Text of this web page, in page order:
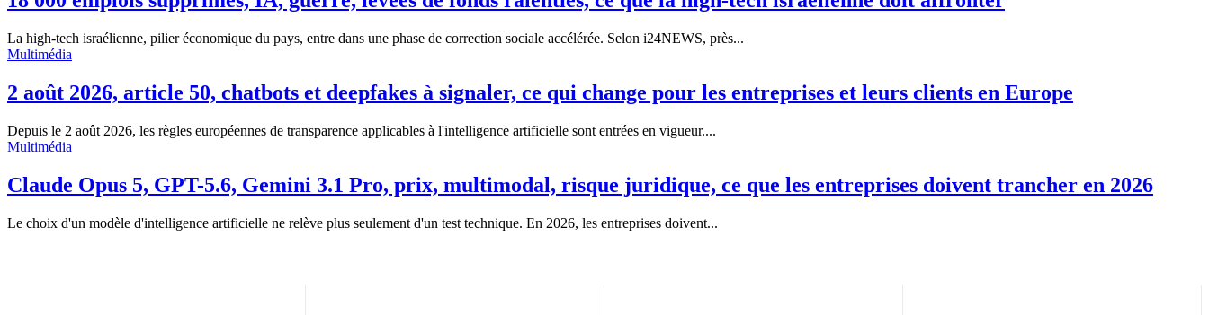
La high-tech israélienne, pilier économique du pays, entre dans une phase de correction sociale accélérée. Selon i24NEWS, près...
Multimédia
2 août 2026, article 50, chatbots et deepfakes à signaler, ce qui change pour les entreprises et leurs clients en Europe
Depuis le 2 août 2026, les règles européennes de transparence applicables à l'intelligence artificielle sont entrées en vigueur....
Multimédia
Claude Opus 5, GPT-5.6, Gemini 3.1 Pro, prix, multimodal, risque juridique, ce que les entreprises doivent trancher en 2026
Le choix d'un modèle d'intelligence artificielle ne relève plus seulement d'un test technique. En 2026, les entreprises doivent...